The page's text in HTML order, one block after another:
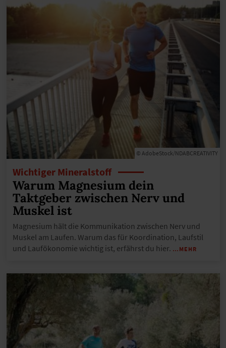
© AdobeStock/NDABCREATIVITY
Wichtiger Mineralstoff
Warum Magnesium dein
Taktgeber zwischen Nerv und
Muskel ist
Magnesium hält die Kommunikation zwischen Nerv und
Muskel am Laufen. Warum das für Koordination, Laufstil
und Laufökonomie wichtig ist, erfährst du hier. …MEHR